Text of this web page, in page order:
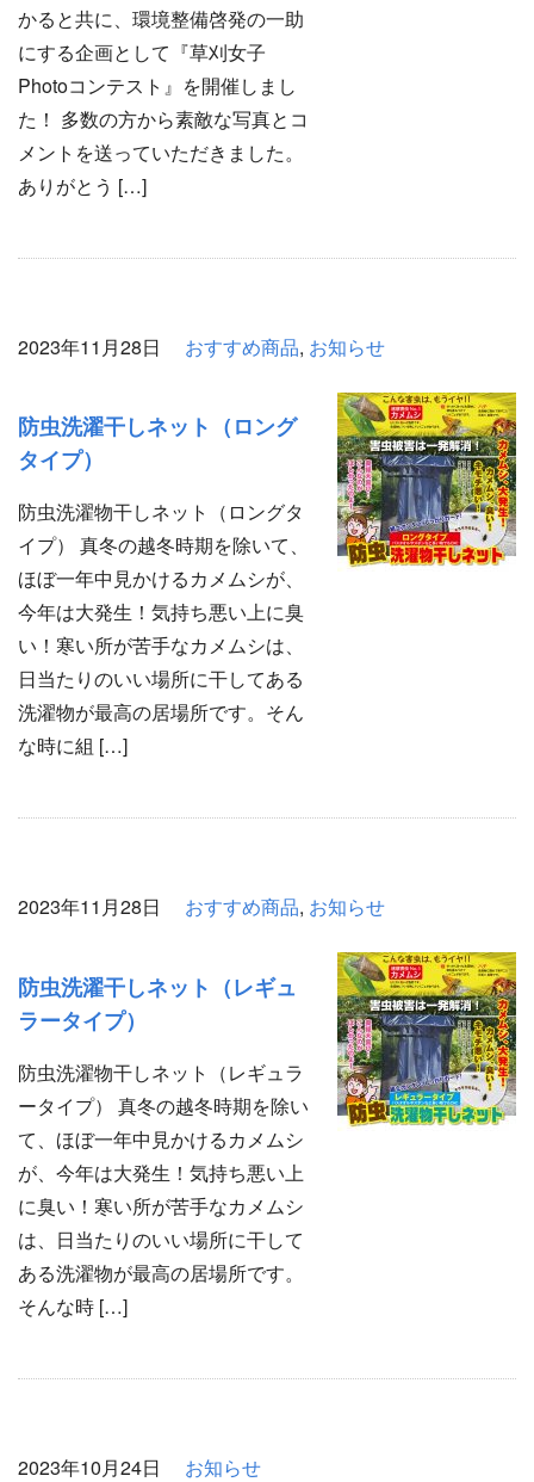
かると共に、環境整備啓発の一助
にする企画として『草刈女子
Photoコンテスト』を開催しまし
た！ 多数の方から素敵な写真とコ
メントを送っていただきました。
ありがとう […]
2023年11月28日 おすすめ商品, お知らせ
防虫洗濯干しネット（ロング
タイプ）
防虫洗濯物干しネット（ロングタ
イプ） 真冬の越冬時期を除いて、
ほぼ一年中見かけるカメムシが、
今年は大発生！気持ち悪い上に臭
い！寒い所が苦手なカメムシは、
日当たりのいい場所に干してある
洗濯物が最高の居場所です。そん
な時に組 […]
2023年11月28日 おすすめ商品, お知らせ
防虫洗濯干しネット（レギュ
ラータイプ）
防虫洗濯物干しネット（レギュラ
ータイプ） 真冬の越冬時期を除い
て、ほぼ一年中見かけるカメムシ
が、今年は大発生！気持ち悪い上
に臭い！寒い所が苦手なカメムシ
は、日当たりのいい場所に干して
ある洗濯物が最高の居場所です。
そんな時 […]
2023年10月24日 お知らせ